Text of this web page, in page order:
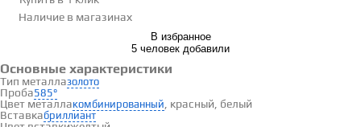
Наличие в магазинах
В избранное
5 человек добавили
Основные характеристики
Тип металлазолото
Проба585°
Цвет металлакомбинированный , красный, белый
Вставкабриллиант